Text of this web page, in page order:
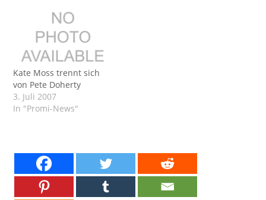
Kate Moss trennt sich
von Pete Doherty
3. Juli 2007
In "Promi-News"